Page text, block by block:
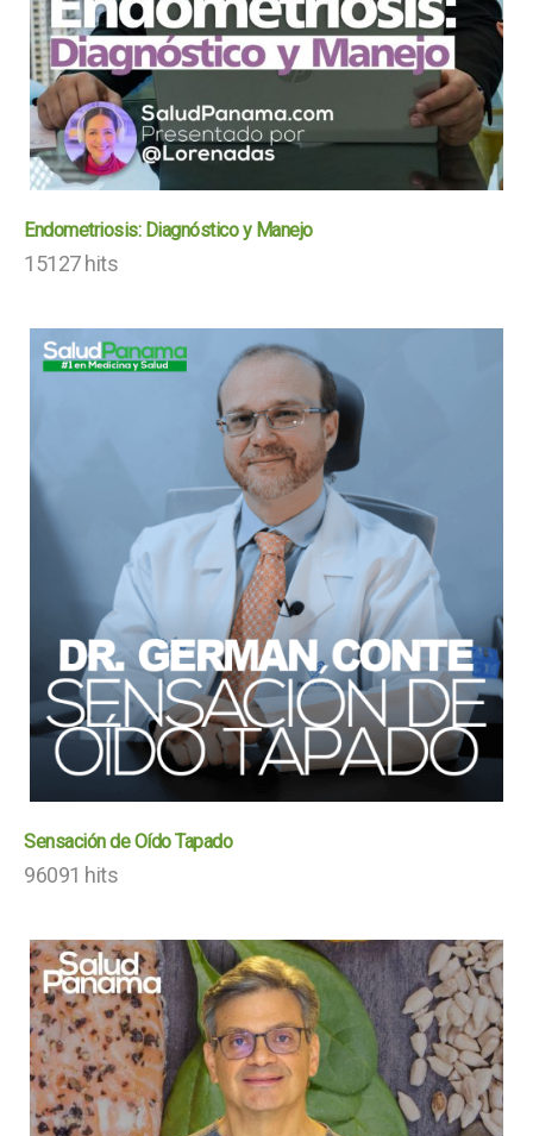
Endometriosis: Diagnóstico y Manejo
15127 hits
Sensación de Oído Tapado
96091 hits